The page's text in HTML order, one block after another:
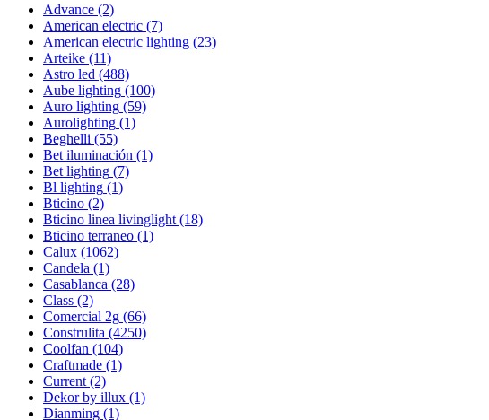
Advance (2)
American electric (7)
American electric lighting (23)
Arteike (11)
Astro led (488)
Aube lighting (100)
Auro lighting (59)
Aurolighting (1)
Beghelli (55)
Bet iluminación (1)
Bet lighting (7)
Bl lighting (1)
Bticino (2)
Bticino linea livinglight (18)
Bticino terraneo (1)
Calux (1062)
Candela (1)
Casablanca (28)
Class (2)
Comercial 2g (66)
Construlita (4250)
Coolfan (104)
Craftmade (1)
Current (2)
Dekor by illux (1)
Dianming (1)